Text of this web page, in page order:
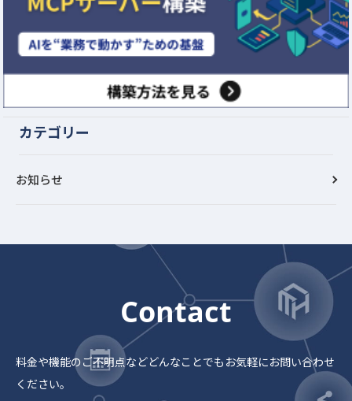
カテゴリー
お知らせ
Contact
料金や機能のご不明点などどんなことでもお気軽にお問い合わせ
ください。